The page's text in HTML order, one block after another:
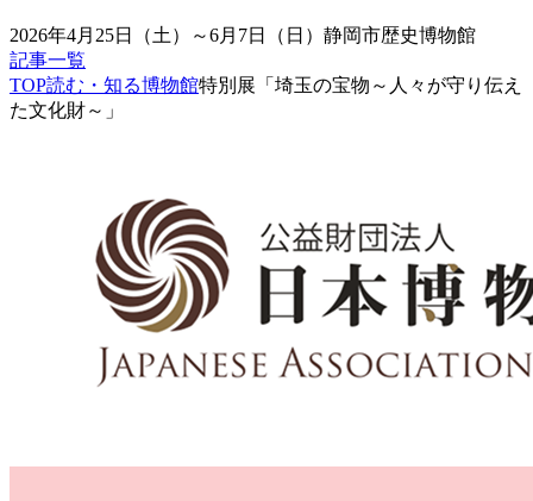
2026年4月25日（土）～6月7日（日） 静岡市歴史博物館
記事一覧
TOP読む・知る博物館特別展「埼玉の宝物～人々が守り伝え
た文化財～」